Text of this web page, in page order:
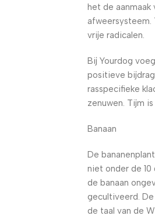
het de
vrije radicalen.
Bij Yourdog
positieve
rasspecifieke
zenuwen. Tijm
Banaan
De
niet onder de 10
de banaan
gecultiveerd.
de taal van de